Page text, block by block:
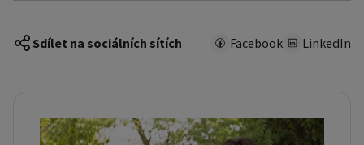
Sdílet na sociálních sítích Facebook LinkedIn